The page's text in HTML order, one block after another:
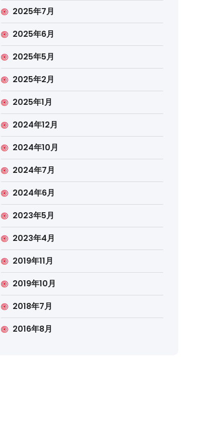
2025年7月
2025年6月
2025年5月
2025年2月
2025年1月
2024年12月
2024年10月
2024年7月
2024年6月
2023年5月
2023年4月
2019年11月
2019年10月
2018年7月
2016年8月